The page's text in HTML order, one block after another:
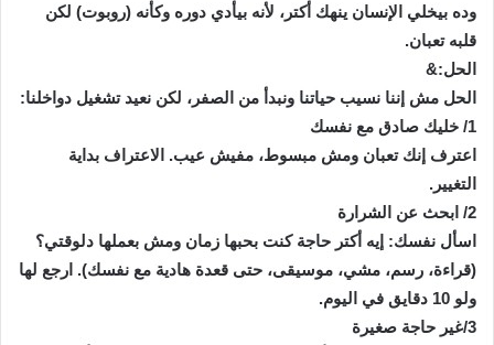
وده بيخلي الإنسان ينهك أكتر، لأنه بيأدي دوره وكأنه (روبوت) لكن
قلبه تعبان.
الحل:&
الحل مش إننا نسيب حياتنا ونبدأ من الصفر، لكن نعيد تشغيل دواخلنا:
1/ خليك صادق مع نفسك
اعترف إنك تعبان ومش مبسوط، مفيش عيب. الاعتراف بداية
التغيير.
2/ ابحث عن الشرارة
اسأل نفسك: إيه أكتر حاجة كنت بحبها زمان ومش بعملها دلوقتي؟
(قراءة، رسم، مشي، موسيقى، حتى قعدة هادية مع نفسك). ارجع لها
ولو 10 دقايق في اليوم.
3/غير حاجة صغيرة